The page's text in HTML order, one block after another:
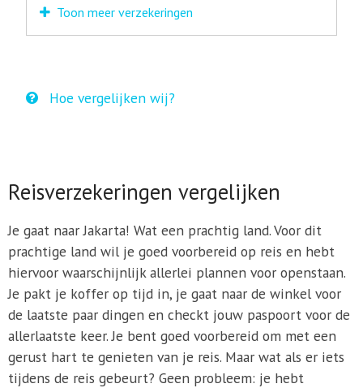
Toon meer verzekeringen
Hoe vergelijken wij?
Reisverzekeringen vergelijken
Je gaat naar Jakarta! Wat een prachtig land. Voor dit
prachtige land wil je goed voorbereid op reis en hebt
hiervoor waarschijnlijk allerlei plannen voor openstaan.
Je pakt je koffer op tijd in, je gaat naar de winkel voor
de laatste paar dingen en checkt jouw paspoort voor de
allerlaatste keer. Je bent goed voorbereid om met een
gerust hart te genieten van je reis. Maar wat als er iets
tijdens de reis gebeurt? Geen probleem: je hebt